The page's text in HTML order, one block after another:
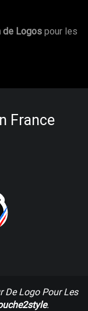
de Logos pour les
France
De Logo Pour Les
.